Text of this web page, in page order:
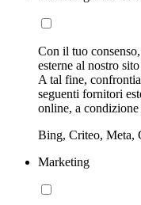
Con il tuo
esterne al nostro
A tal fine,
seguenti fornitori
online, a
Bing, Criteo, Meta,
Marketing